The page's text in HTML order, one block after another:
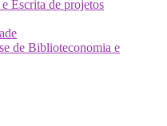
Escrita de projetos
de Biblioteconomia e